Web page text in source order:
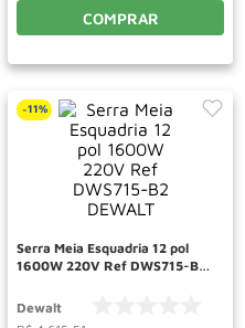
COMPRAR
-11%
Serra Meia Esquadria 12 pol
1600W 220V Ref DWS715-B2
Dewalt